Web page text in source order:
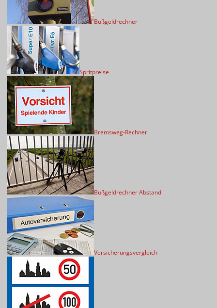
Bußgeldrechner
Spritpreise
Bremsweg-Rechner
Bußgeldrechner Abstand
Versicherungsvergleich